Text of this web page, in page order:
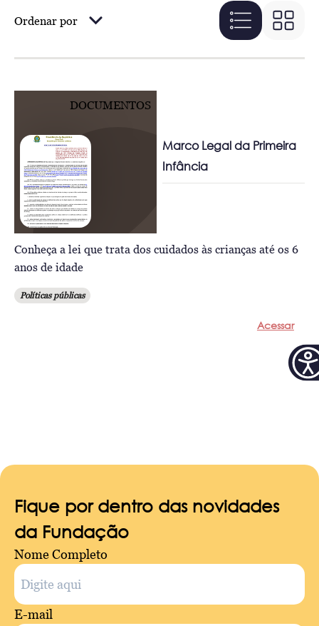
Ordenar por
DOCUMENTOS
Marco Legal da Primeira
Infância
Conheça a lei que trata dos cuidados às crianças até os 6
anos de idade
Políticas públicas
Acessar
Fique por dentro das novidades
da Fundação
Nome Completo
E-mail